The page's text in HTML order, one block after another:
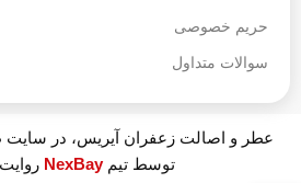
حریم خصوصی
سوالات متداول
عطر و اصالت زعفران آیریس، در
توسط تیمNexBay